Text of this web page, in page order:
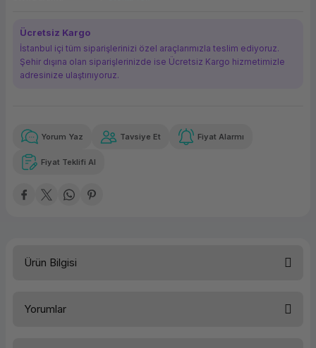
Ücretsiz Kargo
İstanbul içi tüm siparişlerinizi özel araçlarımızla teslim ediyoruz.
Şehir dışına olan siparişlerinizde ise Ücretsiz Kargo hizmetimizle
adresinize ulaştırııyoruz.
Güvenilir Alışveriş
Kolay iade imkanı
255,87 TL
Yorum Yaz Tavsiye Et Fiyat Alarmı
Fiyat Teklifi Al
Ürün Bilgisi
Yorumlar